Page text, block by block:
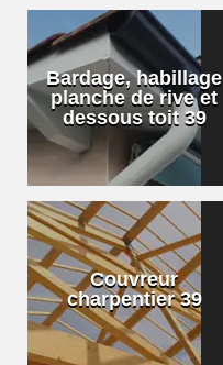
Bardage, habillage
planche de rive et
dessous toit 39
Couvreur
charpentier 39